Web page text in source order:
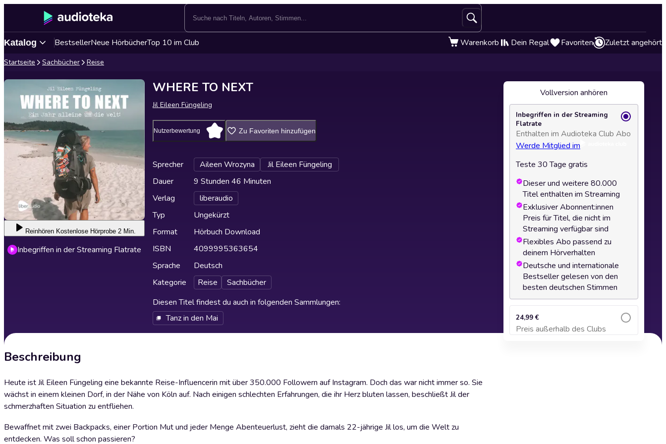
Katalog BestsellerNeue HörbücherTop 10 im Club Warenkorb Dein Regal Favoriten Zuletzt angehört
Startseite Sachbücher Reise
Reinhören Kostenlose Hörprobe 2 Min.
Inbegriffen in der Streaming Flatrate
WHERE TO NEXT
Jil Eileen Füngeling
Nutzerbewertung Zu Favoriten hinzufügen
Sprecher Aileen Wrozyna
Jil Eileen Füngeling
Dauer
9 Stunden 46 Minuten
Verlag
liberaudio
Typ
Ungekürzt
Format
Hörbuch Download
ISBN
4099995363654
Sprache
Deutsch
Kategorie
Reise
Sachbücher
Diesen Titel findest du auch in folgenden Sammlungen:
Tanz in den Mai
Beschreibung
Heute ist Jil Eileen Füngeling eine bekannte Reise-Influencerin mit über 350.000 Followern auf Instagram. Doch das war nicht immer so. Sie
wächst in einem kleinen Dorf, in der Nähe von Köln auf. Nach einigen schlechten Erfahrungen, die ihr Herz bluten lassen, beschließt Jil der
schmerzhaften Situation zu entfliehen.
Bewaffnet mit zwei Backpacks, einer Portion Mut und jeder Menge Abenteuerlust, zieht die damals 22-jährige Jil los, um die Welt zu
entdecken. Was soll schon passieren?
Vollversion anhören
Inbegriffen in der Streaming
Flatrate
Enthalten im Audioteka Club Abo
Werde Mitglied im
Teste 30 Tage gratis
Dieser und weitere 80.000
Titel enthalten im Streaming
Exklusiver Abonnent:innen
Preis für Titel, die nicht im
Streaming verfügbar sind
Flexibles Abo passend zu
deinem Hörverhalten
Deutsche und internationale
Bestseller gelesen von den
besten deutschen Stimmen
24,99 €
Preis außerhalb des Clubs
Zum Warenkorb hinzufügen